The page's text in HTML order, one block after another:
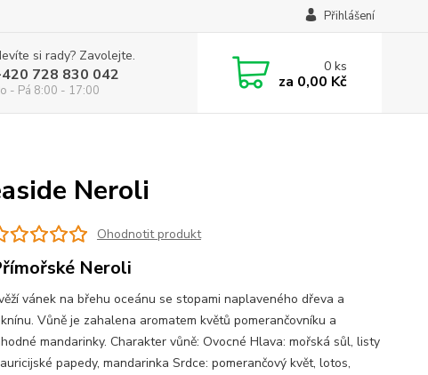
Přihlášení
si rady? Zavolejte.
728 830 042
- Pá 8:00 - 17:00
0ks
za 0,00 Kč
Neroli
Ohodnotit produkt
Neroli
vánek na břehu oceánu se stopami naplaveného dřeva a
Vůně je zahalena aromatem květů pomerančovníku a
mandarinky. Charakter vůně: Ovocné Hlava: mořská sůl, listy
papedy, mandarinka Srdce: pomerančový květ, lotos,